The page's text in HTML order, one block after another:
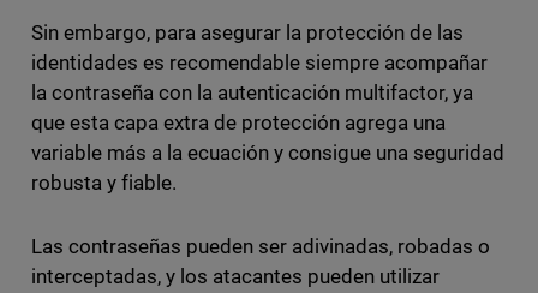
Sin embargo, para asegurar la protección de las
identidades es recomendable siempre acompañar
la contraseña con la autenticación multifactor, ya
que esta capa extra de protección agrega una
variable más a la ecuación y consigue una seguridad
robusta y fiable.
Las contraseñas pueden ser adivinadas, robadas o
interceptadas, y los atacantes pueden utilizar